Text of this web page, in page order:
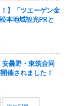
】「ツエーゲン金
本地域観光PRと
曇野・東筑合同
催されました！